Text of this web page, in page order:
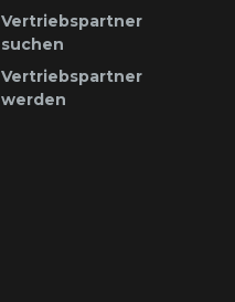
Vertriebspartner
suchen
Vertriebspartner
werden